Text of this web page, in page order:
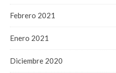
Febrero 2021
Enero 2021
Diciembre 2020